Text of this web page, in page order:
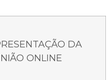
DA
ONLINE